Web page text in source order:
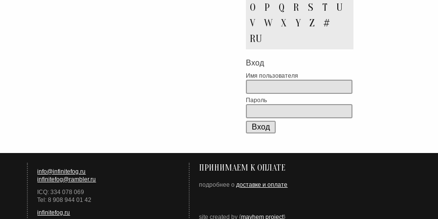
O
P Q R S T
U
V
W X Y Z
#
RU
Вход
Имя пользователя
Пароль
info@infinitefog.ru
infinitefog@rambler.ru
ICQ: 334 078 069
Tel: 8 908 944 01 42
infinitefog.ru
ПРИНИМАЕМ К ОПЛАТЕ
подробнее одоставке и оплате
site created by {mayhem project}